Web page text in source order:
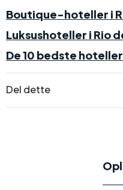
Boutique-hoteller i
Luksushoteller i Rio
De 10 bedste
Del dette